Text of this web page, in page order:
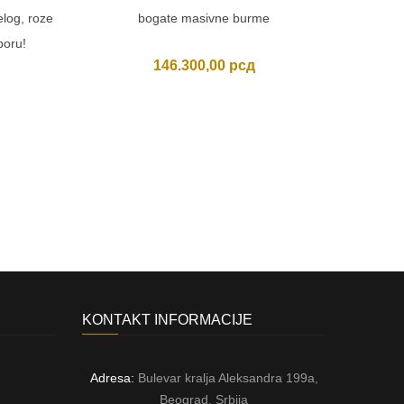
roze
bogate masivne burme
146.300,00 рсд
KONTAKT INFORMACIJE
Adresa: Bulevar kralja Aleksandra 199a,
Beograd, Srbija